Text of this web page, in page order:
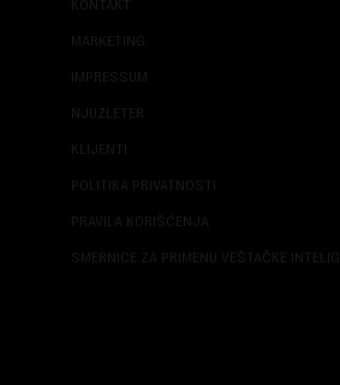
KONTAKT
MARKETING
IMPRESSUM
NJUZLETER
KLIJENTI
POLITIKA PRIVATNOSTI
PRAVILA KORIŠĆENJA
SMERNICE ZA PRIMENU VEŠTAČKE